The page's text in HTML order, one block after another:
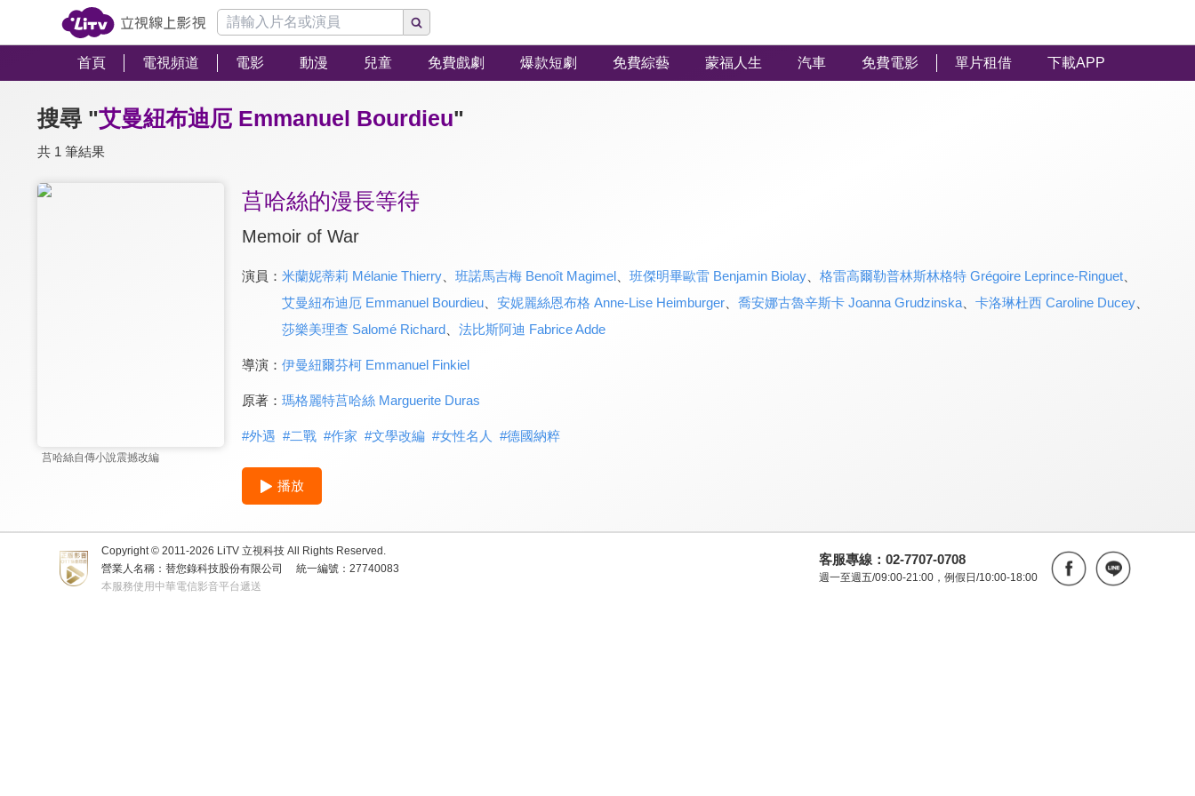
首頁 電視頻道 電影 動漫 兒童 免費戲劇 爆款短劇 免費綜藝 蒙福人生 汽車 免費電影 單片租借 下載APP
搜尋 "艾曼紐布迪厄 Emmanuel Bourdieu"
共 1 筆結果
莒哈絲自傳小說震撼改編
莒哈絲的漫長等待
Memoir of War
演員： 米蘭妮蒂莉 Mélanie Thierry、 班諾馬吉梅 Benoît Magimel、 班傑明畢歐雷 Benjamin Biolay、 格雷高爾勒普林斯林格特 Grégoire Leprince-Ringuet、
艾曼紐布迪厄 Emmanuel Bourdieu、 安妮麗絲恩布格 Anne-Lise Heimburger、 喬安娜古魯辛斯卡 Joanna Grudzinska、 卡洛琳杜西 Caroline Ducey、
莎樂美理查 Salomé Richard、 法比斯阿迪 Fabrice Adde
導演： 伊曼紐爾芬柯 Emmanuel Finkiel
原著： 瑪格麗特莒哈絲 Marguerite Duras
#外遇 #二戰 #作家 #文學改編 #女性名人 #德國納粹
播放
Copyright © 2011-2026 LiTV 立視科技 All Rights Reserved.
營業人名稱：替您錄科技股份有限公司
統一編號：27740083
本服務使用中華電信影音平台遞送
客服專線：02-7707-0708
週一至週五/09:00-21:00，例假日/10:00-18:00